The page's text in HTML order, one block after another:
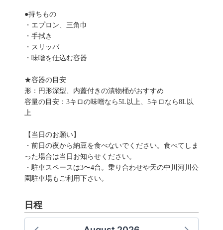
●持ちもの
・エプロン、三角巾
・手拭き
・スリッパ
・味噌を仕込む容器
★容器の目安
形：円形深型、内蓋付きの漬物桶がおすすめ
容量の目安：3キロの味噌なら5L以上、5キロなら8L以
上
【当日のお願い】
・前日の夜から納豆を食べないでください。食べてしま
った場合は当日お知らせください。
・駐車スペースは3〜4台。乗り合わせや天の中川河川公
園駐車場もご利用下さい。
日程